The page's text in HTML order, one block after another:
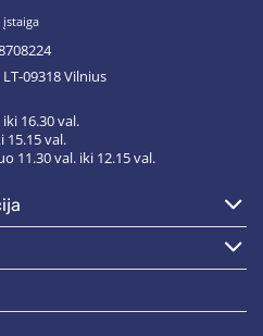
09318 Vilnius
16.30 val.
15.15 val.
11.30 val. iki 12.15 val.